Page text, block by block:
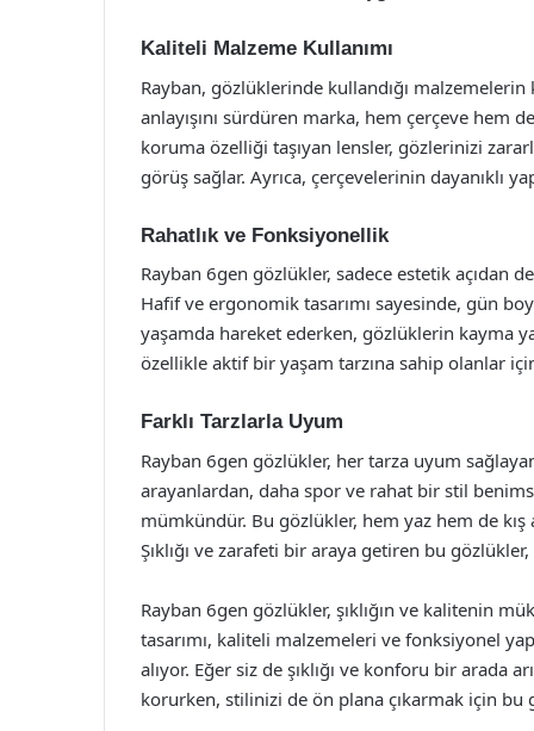
Kaliteli Malzeme Kullanımı
Rayban, gözlüklerinde kullandığı
anlayışını sürdüren marka, hem çerçeve hem
koruma özelliği taşıyan lensler, gözlerinizi
görüş sağlar. Ayrıca, çerçevelerinin dayanıklı
Rahatlık ve Fonksiyonellik
Rayban 6gen gözlükler, sadece estetik açıdan
Hafif ve ergonomik tasarımı sayesinde, gün
yaşamda hareket ederken, gözlüklerin kayma
özellikle aktif bir yaşam tarzına sahip olanlar
Farklı Tarzlarla Uyum
Rayban 6gen gözlükler, her tarza uyum
arayanlardan, daha spor ve rahat bir stil
mümkündür. Bu gözlükler, hem yaz hem de
Şıklığı ve zarafeti bir araya getiren bu
Rayban 6gen gözlükler, şıklığın ve kalitenin
tasarımı, kaliteli malzemeleri ve fonksiyonel
alıyor. Eğer siz de şıklığı ve konforu bir arada
korurken, stilinizi de ön plana çıkarmak için